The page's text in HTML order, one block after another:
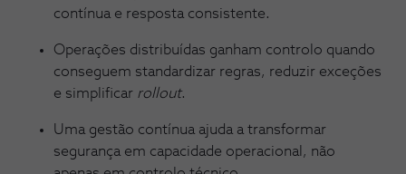
contínua e resposta consistente.
Operações distribuídas ganham controlo quando
conseguem standardizar regras, reduzir exceções
e simplificar rollout.
Uma gestão contínua ajuda a transformar
segurança em capacidade operacional, não